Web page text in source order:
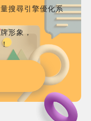
搜尋引擎優化系
形象，